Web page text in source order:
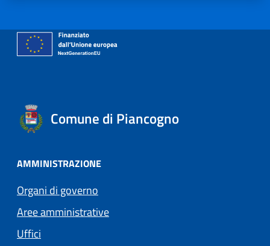
Comune di Piancogno
AMMINISTRAZIONE
Organi di governo
Aree amministrative
Uffici